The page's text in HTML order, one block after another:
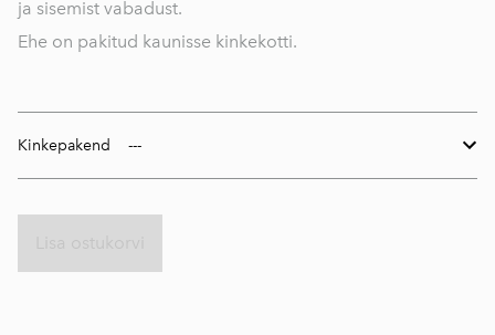
ja sisemist vabadust.
Ehe on pakitud kaunisse kinkekotti.
Kinkepakend